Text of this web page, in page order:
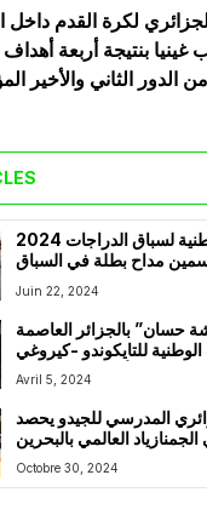
لكرة القدم داخل
بنتيجة أربعة
الدور الثاني والأخير
البطولة الوطنية لسباق الدراجات 2024
مداح بطلة في السباق
على الطريق
Juin 22, 2024
حسان” بالجزائر العاصمة
للتايكوندو -كيروغي
للأكابر وذوي الهمم
Avril 5, 2024
المدرسي للجيدو يحصد
العالمي بالبحرين
Octobre 30, 2024